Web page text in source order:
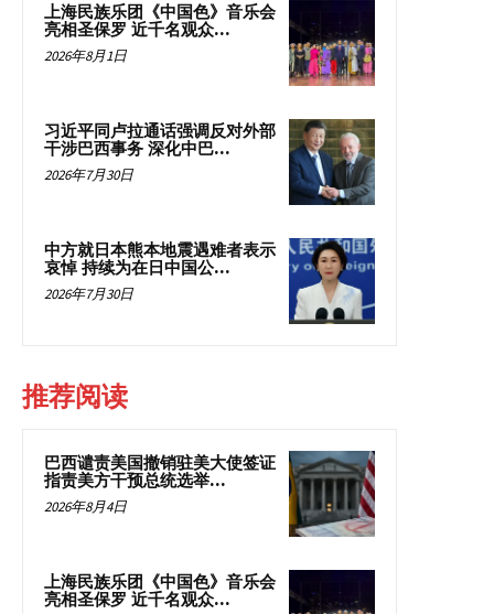
上海民族乐团《中国色》音乐会
亮相圣保罗 近千名观众...
2026年8月1日
习近平同卢拉通话强调反对外部
干涉巴西事务 深化中巴...
2026年7月30日
中方就日本熊本地震遇难者表示
哀悼 持续为在日中国公...
2026年7月30日
推荐阅读
巴西谴责美国撤销驻美大使签证
指责美方干预总统选举...
2026年8月4日
上海民族乐团《中国色》音乐会
亮相圣保罗 近千名观众...